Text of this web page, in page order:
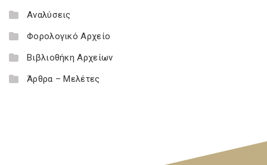
Αναλύσεις
Φορολογικό Αρχείο
Βιβλιοθήκη Αρχείων
Άρθρα – Μελέτες